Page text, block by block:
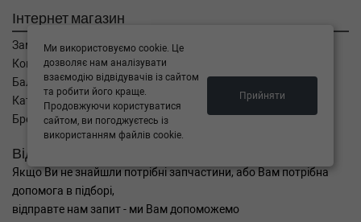
Інтернет магазин
Замовлення
Кошик
Баланс
Каталог товарів
Бренди
Відправити запит
Якщо Ви не знайшли потрібні запчастини, або Вам потрібна
допомога в підборі,
відправте нам запит - ми Вам допоможемо
Ми використовуємо cookie. Це
дозволяє нам аналізувати
взаємодію відвідувачів із сайтом
та робити його краще.
Продовжуючи користуватися
сайтом, ви погоджуєтесь із
використанням файлів cookie.
Прийняти